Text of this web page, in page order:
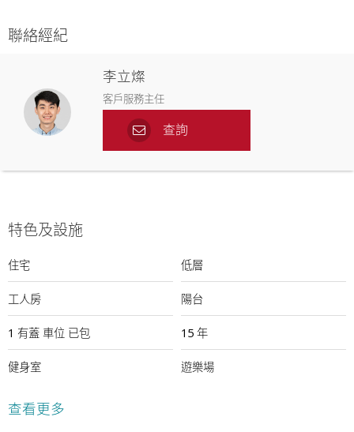
聯絡經紀
李立燦
客戶服務主任
查詢
特色及設施
住宅 低層
工人房 陽台
1 有蓋 車位 已包 15 年
健身室 遊樂場
室外游泳池
查看更多